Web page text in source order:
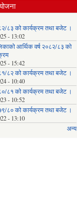
८३ को कार्यक्रम तथा बजेट ।
- 13:02
आर्थिक वर्ष २०८२/८३ को
- 15:42
८२ को कार्यक्रम तथा बजेट ।
- 10:40
८१ को कार्यक्रम तथा बजेट ।
- 10:52
८० को कार्यक्रम तथा बजेट ।
- 13:10
अन्य